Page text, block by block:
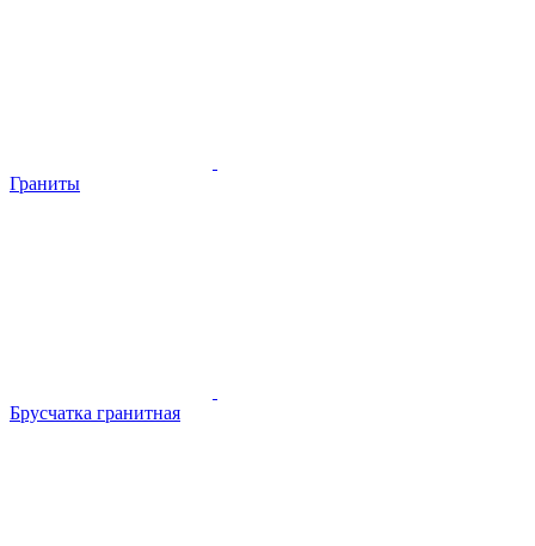
Граниты
Брусчатка гранитная